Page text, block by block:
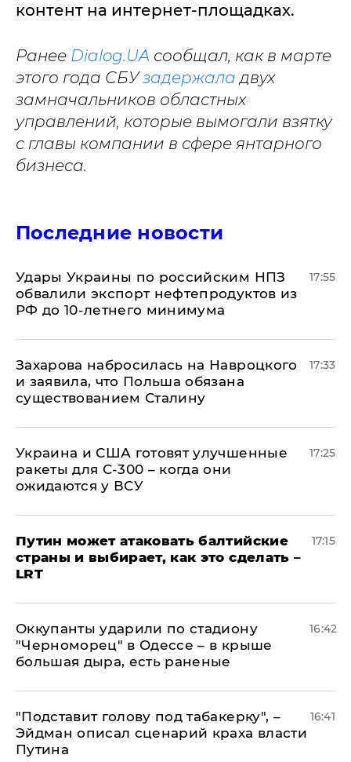
контент на интернет-площадках.
Ранее Dialog.UA сообщал, как в марте
этого года СБУзадержала двух
замначальников областных
управлений, которые вымогали взятку
с главы компании в сфере янтарного
бизнеса.
Последние новости
Удары Украины по российским НПЗ
обвалили экспорт нефтепродуктов из
РФ до 10-летнего минимума
17:55
​Захарова набросилась на Навроцкого
и заявила, что Польша обязана
существованием Сталину
17:33
Украина и США готовят улучшенные
ракеты для С-300 – когда они
ожидаются у ВСУ
17:25
Путин может атаковать балтийские
страны и выбирает, как это сделать –
LRT
17:15
Оккупанты ударили по стадиону
"Черноморец" в Одессе – в крыше
большая дыра, есть раненые
16:42
​"Подставит голову под табакерку", –
Эйдман описал сценарий краха власти
Путина
16:41